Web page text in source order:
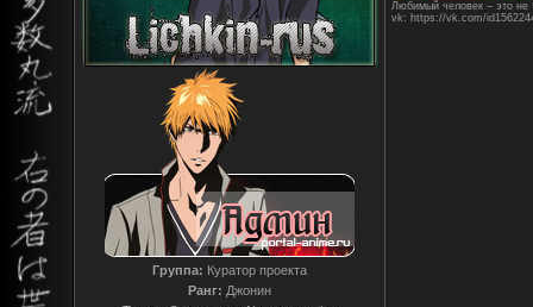
Группа: Куратор проекта
Ранг: Джонин
Любимый человек – это не
vk: https://vk.com/